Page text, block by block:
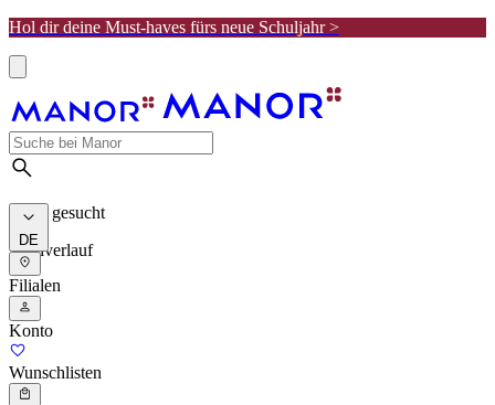
Hol dir deine Must-haves fürs neue Schuljahr >
Meist gesucht
Suchverlauf
DE
Filialen
Konto
Wunschlisten